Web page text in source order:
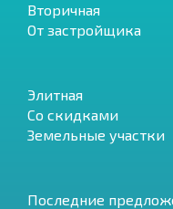
Вторичная
От застройщика
Элитная
Со скидками
Земельные участки
Последние